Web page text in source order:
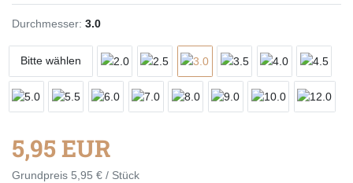
Durchmesser: 3.0
Bitte wählen
5,95 EUR
Grundpreis 5,95 € / Stück